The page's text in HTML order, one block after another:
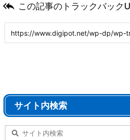
 この記事のトラックバック
サイト内検索